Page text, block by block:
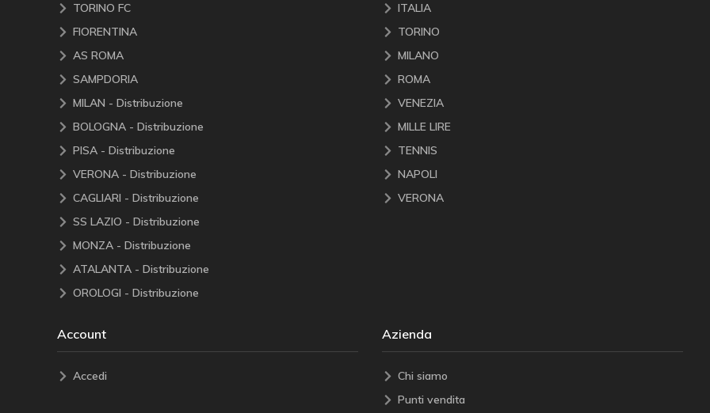
TORINO FC
FIORENTINA
AS ROMA
SAMPDORIA
MILAN - Distribuzione
BOLOGNA - Distribuzione
PISA - Distribuzione
VERONA - Distribuzione
CAGLIARI - Distribuzione
SS LAZIO - Distribuzione
MONZA - Distribuzione
ATALANTA - Distribuzione
OROLOGI - Distribuzione
ITALIA
TORINO
MILANO
ROMA
VENEZIA
MILLE LIRE
TENNIS
NAPOLI
VERONA
Account
Accedi
Azienda
Chi siamo
Punti vendita